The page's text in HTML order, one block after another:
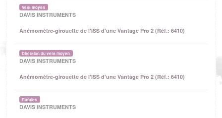
Vent moyen
DAVIS INSTRUMENTS
Anémomètre-girouette de l'ISS d'une Vantage Pro 2 (Réf.: 6410)
Direction du vent moyen
DAVIS INSTRUMENTS
Anémomètre-girouette de l'ISS d'une Vantage Pro 2 (Réf.: 6410)
Rafales
DAVIS INSTRUMENTS